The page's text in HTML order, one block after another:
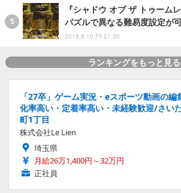
『シャドウ オブ ザ トゥーム
パズルで異なる難易度設定が
2018.8.10 Fri 21:30
ランキングをもっと見る
「27卒」ゲーム実況・eスポーツ動画の
化率高い・定着率高い・未経験歓迎/さい
町1丁目
株式会社Le Lien
埼玉県
月給26万1,400円～32万円
正社員